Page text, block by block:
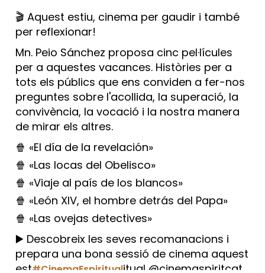
🎬 Aquest estiu, cinema per gaudir i també
per reflexionar!
Mn. Peio Sánchez proposa cinc pel·lícules
per a aquestes vacances. Històries per a
tots els públics que ens conviden a fer-nos
preguntes sobre l'acollida, la superació, la
convivència, la vocació i la nostra manera
de mirar els altres.
🍿 «El día de la revelación»
🍿 «Las locas del Obelisco»
🍿 «Viaje al país de los blancos»
🍿 «León XIV, el hombre detrás del Papa»
🍿 «Las ovejas detectives»
▶️ Descobreix les seves recomanacions i
prepara una bona sessió de cinema aquest
est#CinemaEspiritualitual @cinemaspiritcat